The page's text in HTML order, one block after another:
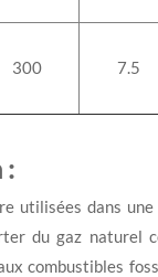
300 7.5
:
utilisées dans
du gaz naturel
combustibles